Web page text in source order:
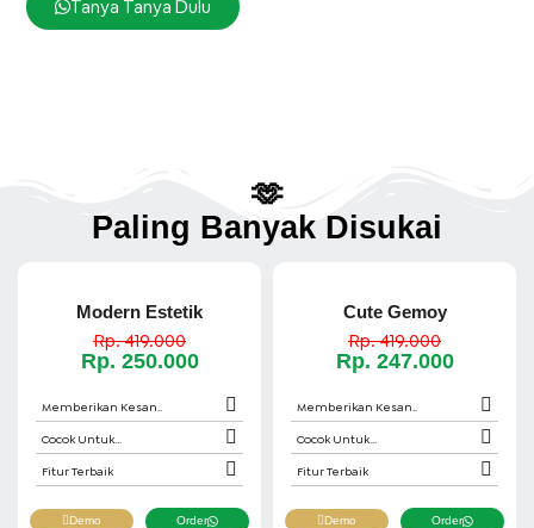
Tanya Tanya Dulu
🫶
Paling Banyak Disukai
Modern Estetik
Rp. 419.000
Rp. 250.000
Memberikan Kesan..
Cocok Untuk...
Fitur Terbaik
Demo Order
Cute Gemoy
Rp. 419.000
Rp. 247.000
Memberikan Kesan..
Cocok Untuk...
Fitur Terbaik
Demo Order